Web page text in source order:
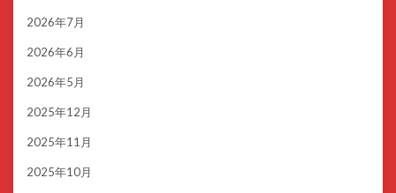
2026年7月
2026年6月
2026年5月
2025年12月
2025年11月
2025年10月